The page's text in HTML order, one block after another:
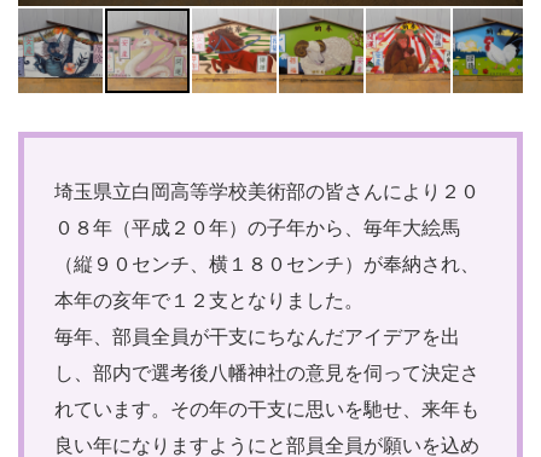
埼玉県立白岡高等学校美術部の皆さんにより２０
０８年（平成２０年）の子年から、毎年大絵馬
（縦９０センチ、横１８０センチ）が奉納され、
本年の亥年で１２支となりました。
毎年、部員全員が干支にちなんだアイデアを出
し、部内で選考後八幡神社の意見を伺って決定さ
れています。その年の干支に思いを馳せ、来年も
良い年になりますようにと部員全員が願いを込め